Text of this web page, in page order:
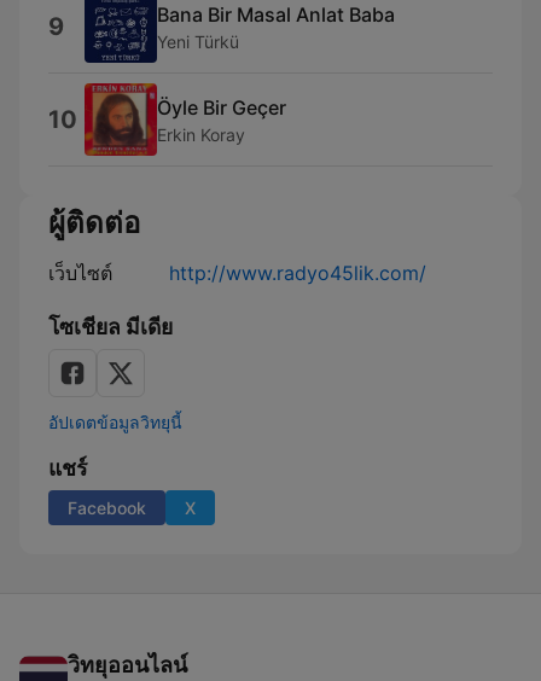
9 Bana Bir Masal Anlat Baba
Yeni Türkü
10 Öyle Bir Geçer
Erkin Koray
ผู้ติดต่อ
เว็บไซต์ http://www.radyo45lik.com/
โซเชียล มีเดีย
อัปเดตข้อมูลวิทยุนี้
แชร์
Facebook X
วิทยุออนไลน์